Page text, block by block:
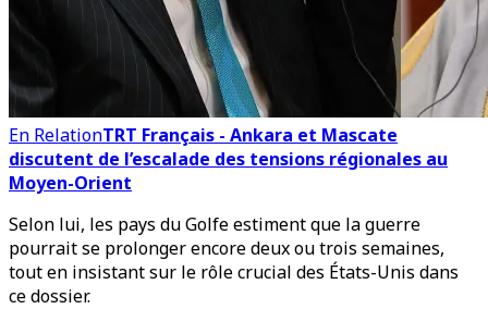
En RelationTRT Français - Ankara et Mascate
discutent de l’escalade des tensions régionales au
Moyen-Orient
Selon lui, les pays du Golfe estiment que la guerre
pourrait se prolonger encore deux ou trois semaines,
tout en insistant sur le rôle crucial des États-Unis dans
ce dossier.